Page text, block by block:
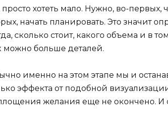
хотеть мало. Нужно, во-
начать планировать. Это значит
сколько стоит, какого объема и в
можно больше деталей.
именно на этом этапе мы и
эффекта от подобной
желания еще не окончено. И